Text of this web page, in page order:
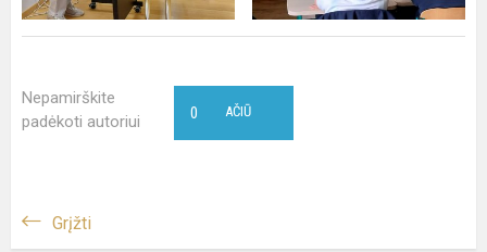
Nepamirškite
padėkoti autoriui
AČIŪ
0
Grįžti